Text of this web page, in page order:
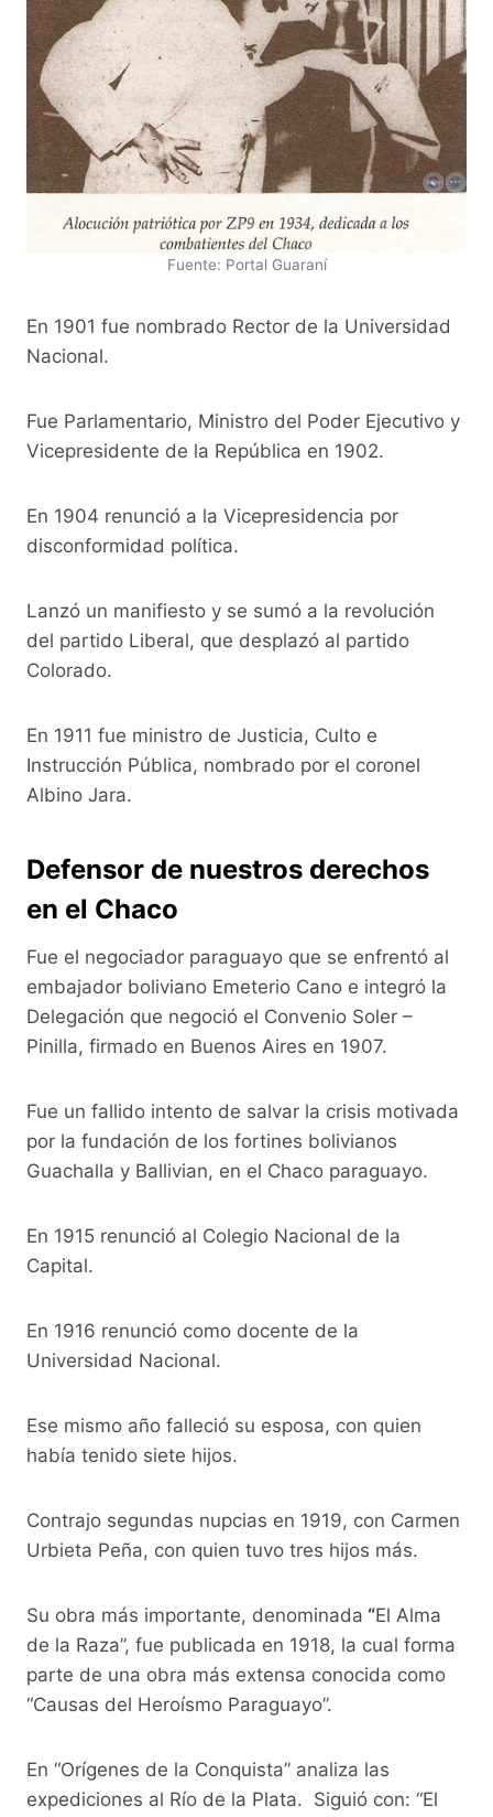
Fuente: Portal Guaraní
En 1901 fue nombrado Rector de la Universidad
Nacional.
Fue Parlamentario, Ministro del Poder Ejecutivo y
Vicepresidente de la República en 1902.
En 1904 renunció a la Vicepresidencia por
disconformidad política.
Lanzó un manifiesto y se sumó a la revolución
del partido Liberal, que desplazó al partido
Colorado.
En 1911 fue ministro de Justicia, Culto e
Instrucción Pública, nombrado por el coronel
Albino Jara.
Defensor de nuestros derechos
en el Chaco
Fue el negociador paraguayo que se enfrentó al
embajador boliviano Emeterio Cano e integró la
Delegación que negoció el Convenio Soler –
Pinilla, firmado en Buenos Aires en 1907.
Fue un fallido intento de salvar la crisis motivada
por la fundación de los fortines bolivianos
Guachalla y Ballivian, en el Chaco paraguayo.
En 1915 renunció al Colegio Nacional de la
Capital.
En 1916 renunció como docente de la
Universidad Nacional.
Ese mismo año falleció su esposa, con quien
había tenido siete hijos.
Contrajo segundas nupcias en 1919, con Carmen
Urbieta Peña, con quien tuvo tres hijos más.
Su obra más importante, denominada “El Alma
de la Raza”, fue publicada en 1918, la cual forma
parte de una obra más extensa conocida como
“Causas del Heroísmo Paraguayo”.
En “Orígenes de la Conquista” analiza las
expediciones al Río de la Plata. Siguió con: “El